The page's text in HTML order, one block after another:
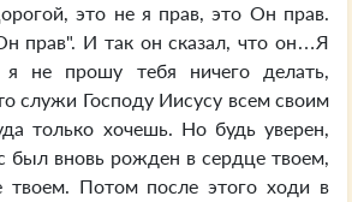
это не я прав, это Он прав.
прав". И так он сказал, что он…Я
я не прошу тебя ничего делать,
служи Господу Иисусу всем своим
только хочешь. Но будь уверен,
был вновь рожден в сердце твоем,
твоем. Потом после этого ходи в